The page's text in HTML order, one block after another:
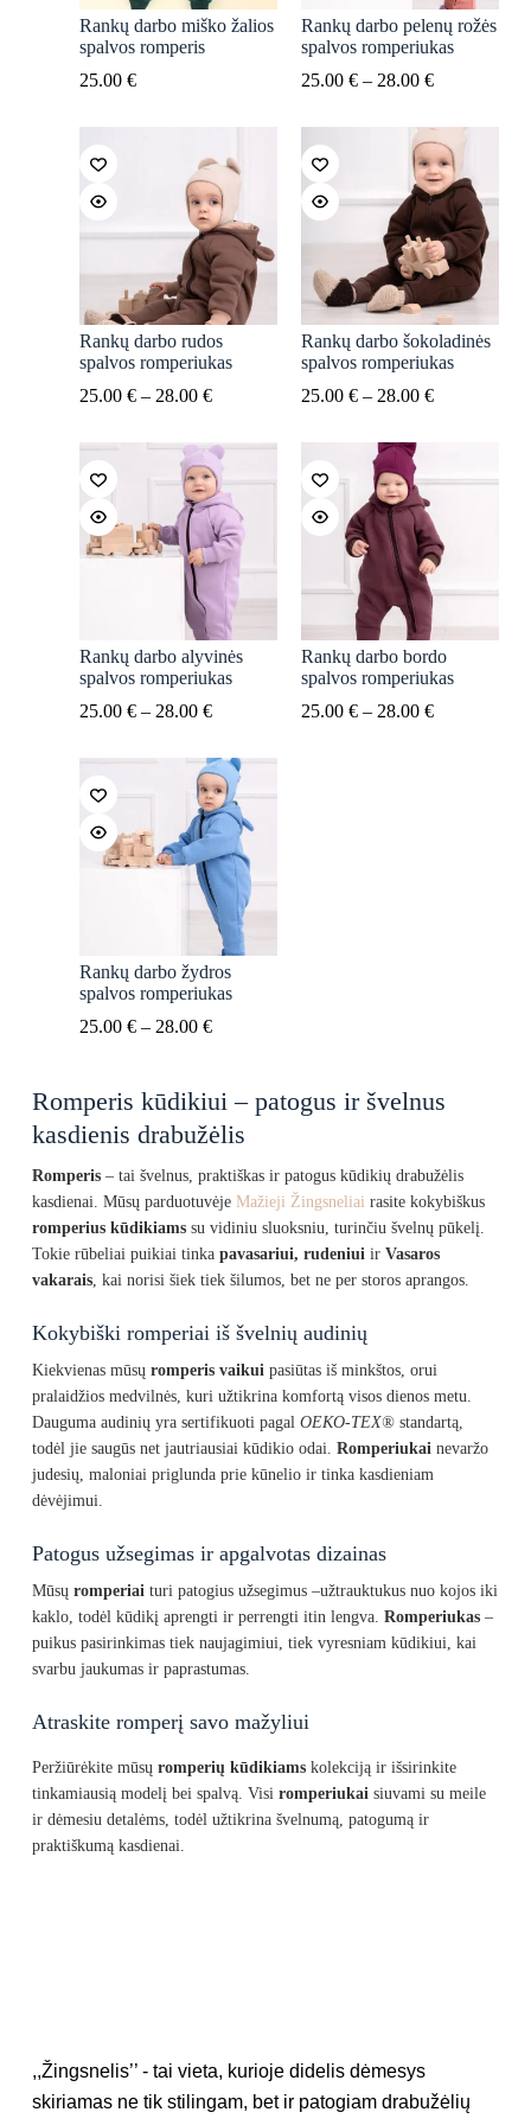
Rankų darbo miško žalios
spalvos romperis
25.00 €
Rankų darbo pelenų rožės
spalvos romperiukas
25.00 € – 28.00 €Price
through
28.00 €
Rankų darbo rudos
spalvos romperiukas
25.00 € – 28.00 €Price
through
28.00 €
Rankų darbo šokoladinės
spalvos romperiukas
25.00 € – 28.00 €Price
28.00 €
Rankų darbo alyvinės
spalvos romperiukas
25.00 € – 28.00 €Price
through
28.00 €
Rankų darbo bordo
spalvos romperiukas
25.00 € – 28.00 €Price
Rankų darbo žydros
spalvos romperiukas
25.00 € – 28.00 €Price
through
28.00 €
Romperis kūdikiui – patogus ir švelnus
kasdienis drabužėlis
Romperis– tai švelnus, praktiškas ir patogus kūdikių drabužėlis
kasdienai. Mūsų parduotuvėje Mažieji Žingsneliai rasite kokybiškus
romperius kūdikiamssu vidiniu sluoksniu, turinčiu švelnų pūkelį.
Tokie rūbeliai puikiai tinka pavasariui, rudeniui ir Vasaros
vakarais, kai norisi šiek tiek šilumos, bet ne per storos aprangos.
Kokybiški romperiai iš švelnių audinių
Kiekvienas mūsų romperis vaikui pasiūtas iš minkštos, orui
pralaidžios medvilnės, kuri užtikrina komfortą visos dienos metu.
Dauguma audinių yra sertifikuoti pagal OEKO-TEX®standartą,
todėl jie saugūs net jautriausiai kūdikio odai. Romperiukai nevaržo
judesių, maloniai priglunda prie kūnelio ir tinka kasdieniam
dėvėjimui.
Patogus užsegimas ir apgalvotas dizainas
Mūsų romperiai turi patogius užsegimus –užtrauktukus nuo kojos iki
kaklo, todėl kūdikį aprengti ir perrengti itin lengva. Romperiukas–
puikus pasirinkimas tiek naujagimiui, tiek vyresniam kūdikiui, kai
svarbu jaukumas ir paprastumas.
Atraskite romperį savo mažyliui
Peržiūrėkite mūsų romperių kūdikiamskolekciją ir išsirinkite
tinkamiausią modelį bei spalvą. Visi romperiukaisiuvami su meile
ir dėmesiu detalėms, todėl užtikrina švelnumą, patogumą ir
praktiškumą kasdienai.
,,Žingsnelis’’ - tai vieta, kurioje didelis dėmesys
skiriamas ne tik stilingam, bet ir patogiam drabužėlių